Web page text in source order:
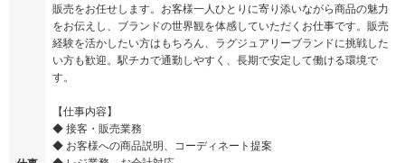
販売をお任せします。お客様一人ひとりに寄り添いながら商品の魅力
をお伝えし、ブランドの世界観を体感していただくお仕事です。販売
経験を活かしたい方はもちろん、ラグジュアリーブランドに挑戦した
い方も歓迎。駅チカで通勤しやすく、長期で安定して働ける環境で
す。
【仕事内容】
◆ 接客・販売業務
◆ お客様への商品説明、コーディネート提案